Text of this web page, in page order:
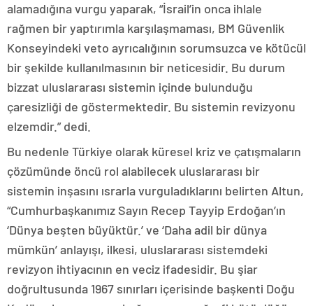
alamadığına vurgu yaparak, “İsrail’in onca ihlale
rağmen bir yaptırımla karşılaşmaması, BM Güvenlik
Konseyindeki veto ayrıcalığının sorumsuzca ve kötücül
bir şekilde kullanılmasının bir neticesidir. Bu durum
bizzat uluslararası sistemin içinde bulunduğu
çaresizliği de göstermektedir. Bu sistemin revizyonu
elzemdir.” dedi.
Bu nedenle Türkiye olarak küresel kriz ve çatışmaların
çözümünde öncü rol alabilecek uluslararası bir
sistemin inşasını ısrarla vurguladıklarını belirten Altun,
“Cumhurbaşkanımız Sayın Recep Tayyip Erdoğan’ın
‘Dünya beşten büyüktür.’ ve ‘Daha adil bir dünya
mümkün’ anlayışı, ilkesi, uluslararası sistemdeki
revizyon ihtiyacının en veciz ifadesidir. Bu şiar
doğrultusunda 1967 sınırları içerisinde başkenti Doğu